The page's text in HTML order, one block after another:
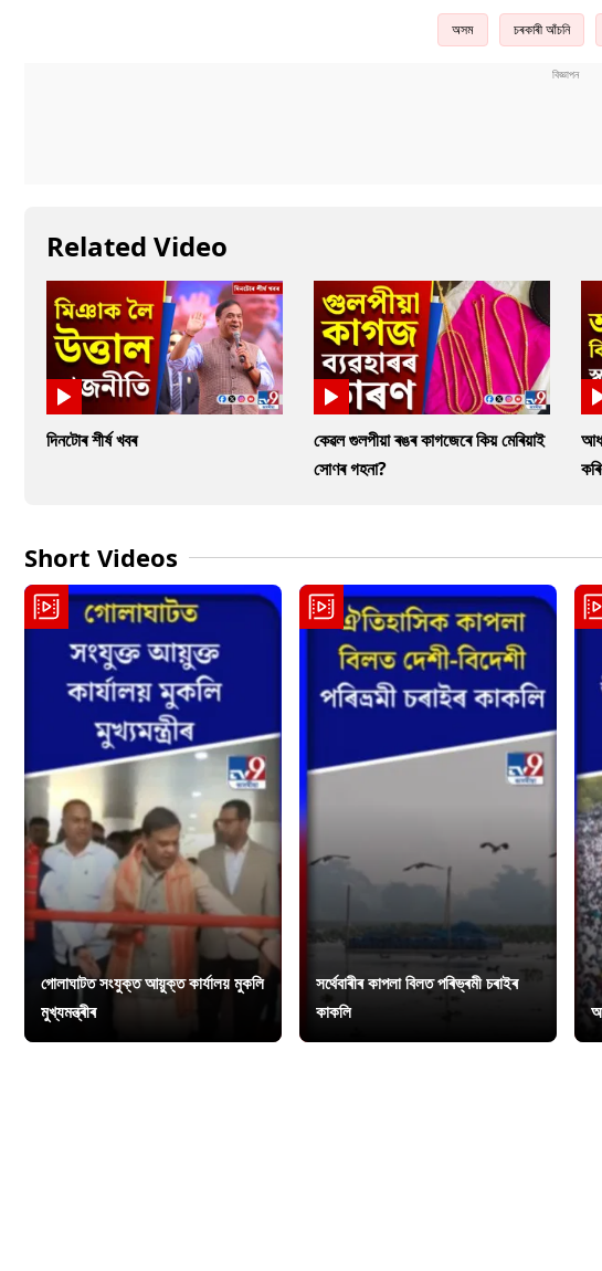
অসম চৰকাৰী আঁচনি
Related Video
দিনটোৰ শীৰ্ষ খবৰ
কেৱল গুলপীয়া ৰঙৰ কাগজেৰে কিয় মেৰিয়াই
সোণৰ গহনা?
Short Videos
গোলাঘাটত সংযুক্ত আয়ুক্ত কাৰ্যালয় মুকলি
মুখ্যমন্ত্ৰীৰ
সৰ্থেবাৰীৰ কাপলা বিলত পৰিভ্ৰমী চৰাইৰ
কাকলি